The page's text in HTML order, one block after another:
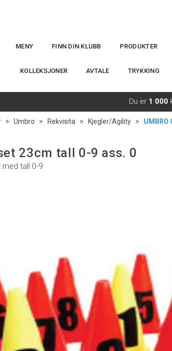
MENY FINN DIN KLUBB PRODUKTER
KOLLEKSJONER AVTALE TRYKKING
Du er 1 000
> Umbro > Rekvisita > Kjegler/Agility >
23cm tall 0-9 ass. 0
tall 0-9